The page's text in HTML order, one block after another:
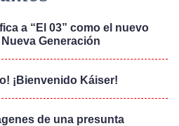
a “El 03” como el nuevo
Generación
¡Bienvenido Káiser!
de una presunta